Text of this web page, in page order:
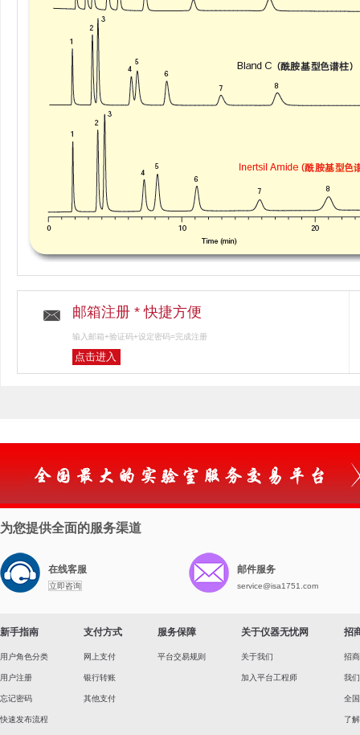
邮箱注册 * 快捷方便
输入邮箱+验证码+设定密码=完成注册
点击进入
为您提供全面的服务渠道
在线客服
立即咨询
邮件服务
service@isa1751.com
新手指南
用户角色分类
用户注册
忘记密码
快速发布流程
支付方式
网上支付
银行转账
其他支付
服务保障
平台交易规则
关于仪器无忧网
关于我们
加入平台工程师
招
招
我
全
了